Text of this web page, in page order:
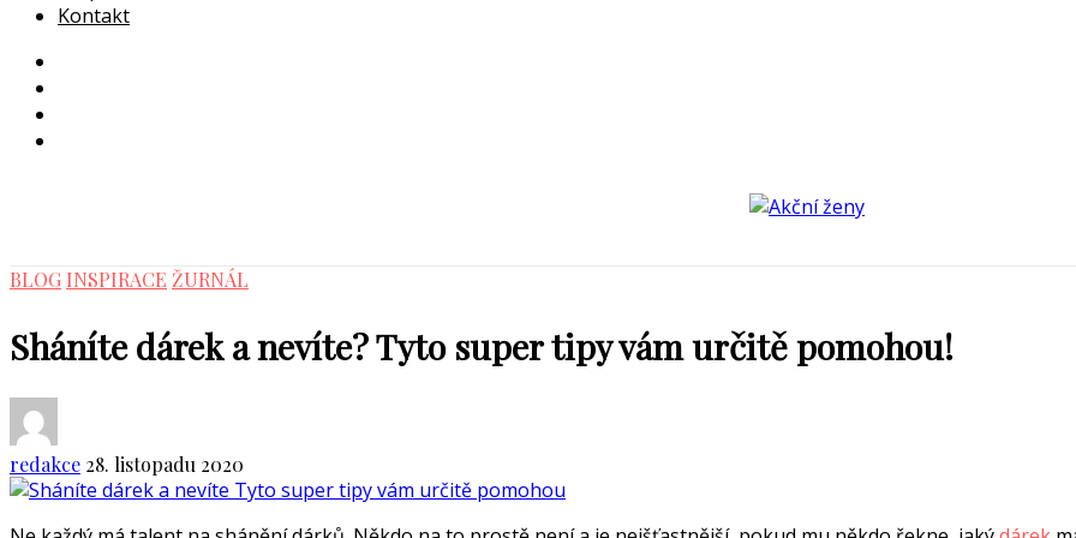
Kontakt
BLOG INSPIRACE ŽURNÁL
Sháníte dárek a nevíte? Tyto super tipy vám určitě pomohou!
redakce 28. listopadu 2020